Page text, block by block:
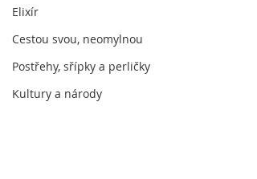
Elixír
Cestou svou, neomylnou
Postřehy, sřípky a perličky
Kultury a národy